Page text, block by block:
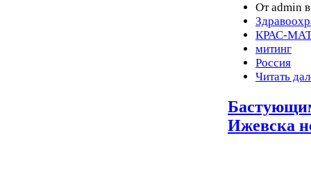
От admin
КРАС-
митинг
Россия
Читать
Ижевска